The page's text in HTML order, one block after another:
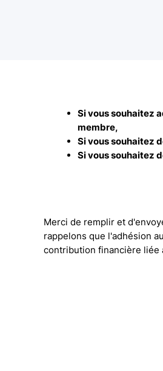
Si vous souhaitez
membre,
Si vous souhaitez
Si vous souhaitez
Merci de remplir et
rappelons que l'adhésion
contribution financière liée